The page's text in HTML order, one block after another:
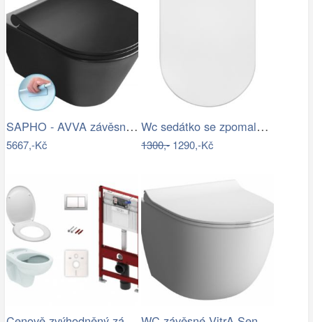
SAPHO - AVVA závěsná WC mísa, Rimless,…
5667,-Kč
Wc sedátko se zpomalovacím mechanismem…
1300,-1290,-Kč